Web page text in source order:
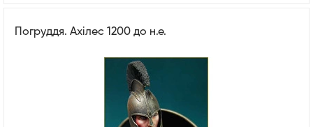
Погруддя. Ахілес 1200 до н.е.